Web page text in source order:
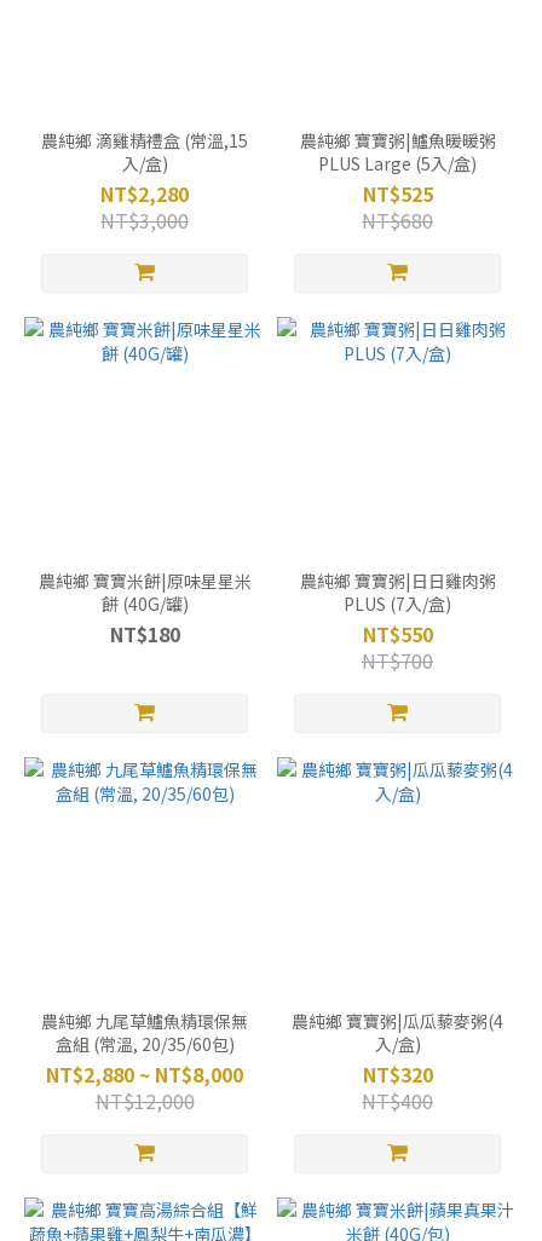
農純鄉 滴雞精禮盒 (常溫,15
入/盒)
NT$2,280
NT$3,000
農純鄉 寶寶粥|鱸魚暖暖粥
PLUS Large (5入/盒)
NT$525
NT$680
農純鄉 寶寶米餅|原味星星米
餅 (40G/罐)
NT$180
農純鄉 寶寶粥|日日雞肉粥
PLUS (7入/盒)
NT$550
NT$700
農純鄉 九尾草鱸魚精環保無
盒組 (常溫, 20/35/60包)
NT$2,880 ~ NT$8,000
NT$12,000
農純鄉 寶寶粥|瓜瓜藜麥粥(4
入/盒)
NT$320
NT$400